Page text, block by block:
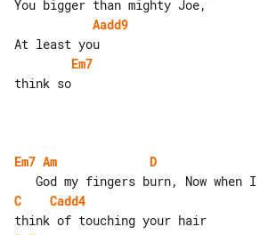
Aadd9
Em7
think so
Em7 Am
D
C
Cadd4